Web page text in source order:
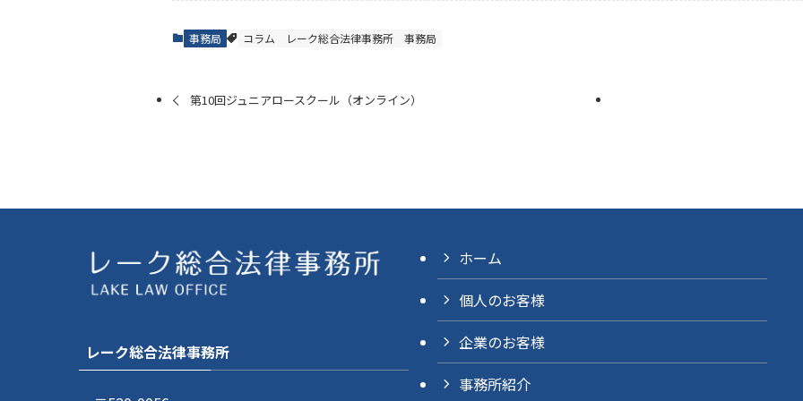
事務局 コラム レーク総合法律事務所 事務局
第10回ジュニアロースクール（オンライン）
レーク総合法律事務所
ホーム
個人のお客様
企業のお客様
事務所紹介